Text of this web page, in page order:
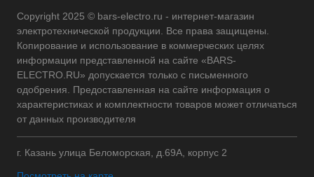
Copyright 2025 © bars-electro.ru - интернет-магазин
электротехнической продукции. Все права защищены.
Копирование и использование в коммерческих целях
информации представленной на сайте «BARS-
ELECTRO.RU» допускается только с письменного
одобрения. Предоставленная на сайте информация о
характеристиках и комплектности товаров может отличаться
от данных производителя
г. Казань улица Беломорская, д.69А, корпус 2